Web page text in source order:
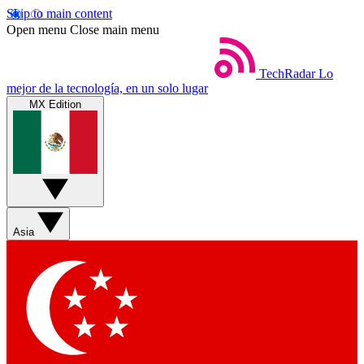
Skip to main content
Open menu Close main menu
TechRadar Lo
mejor de la tecnología, en un solo lugar
MX Edition
Asia